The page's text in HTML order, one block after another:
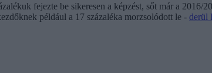
fejezte be sikeresen a képzést, sőt már a 2016/
például a 17 százaléka morzsolódott le - derül